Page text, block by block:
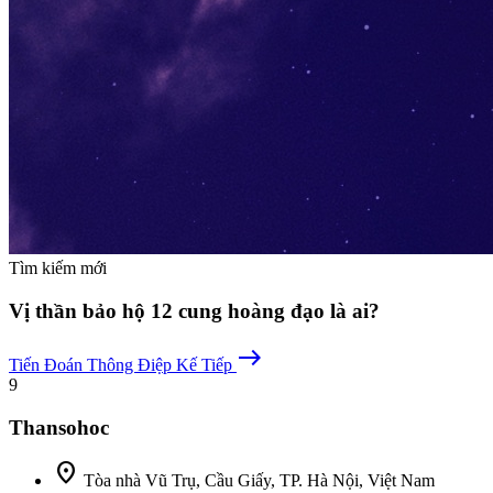
Tìm kiếm mới
Vị thần bảo hộ 12 cung hoàng đạo là ai?
Tiến Đoán Thông Điệp Kế Tiếp east
9
Thansohoc
location_on Tòa nhà Vũ Trụ, Cầu Giấy, TP. Hà Nội, Việt Nam